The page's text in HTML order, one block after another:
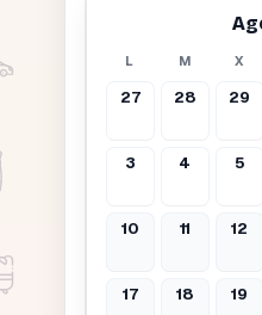
L M X
27 28 29
3 4 5
10 11 12
17 18 19